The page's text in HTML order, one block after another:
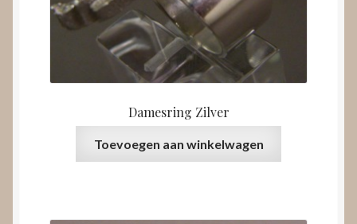
Damesring Zilver
Toevoegen aan winkelwagen